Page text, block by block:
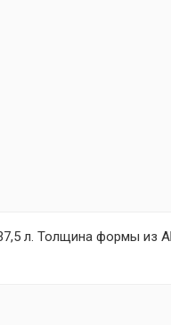
л. Толщина формы из